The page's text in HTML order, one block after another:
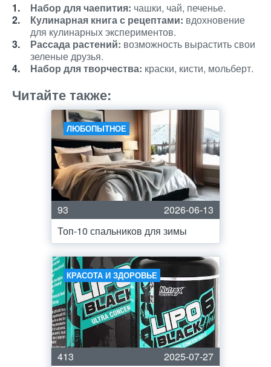
Набор для чаепития: чашки, чай, печенье.
Кулинарная книга с рецептами: вдохновение
для кулинарных экспериментов.
Рассада растений: возможность вырастить свои
зеленые друзья.
Набор для творчества: краски, кисти, мольберт.
Читайте также:
ЛЮБОПЫТНОЕ
93
2026-06-13
Топ-10 спальников для зимы
КРАСОТА И ЗДОРОВЬЕ
413
2025-07-27